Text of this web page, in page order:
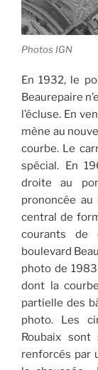
Photos IGN
En 1932, le
Beaurepaire
l’écluse. En
mène au
courbe. Le
spécial. En
droite au
prononcée au
central de
courants de
boulevard
photo de
dont la
partielle des
photo. Les
Roubaix
renforcés par